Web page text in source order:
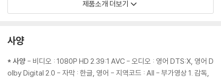
1) 4K UHD 디스크는 대용량의 데이터 전송이 필요하므로 4K전용 플레
이트, 대용량 케이블 사용이 필수입니다.
2) 3D 블루레이는 전용 플레이어와 3D 지원 TV를 통해서만 재생 가능합
니다.
제품소개 더보기
사양
* 사양 - 비디오 : 1080P HD 2.39:1 AVC - 오디오 : 영어 DTS:X, 영어 D
olby Digital 2.0 - 자막 : 한글, 영어 - 지역코드 : All - 부가영상 1. 감독,